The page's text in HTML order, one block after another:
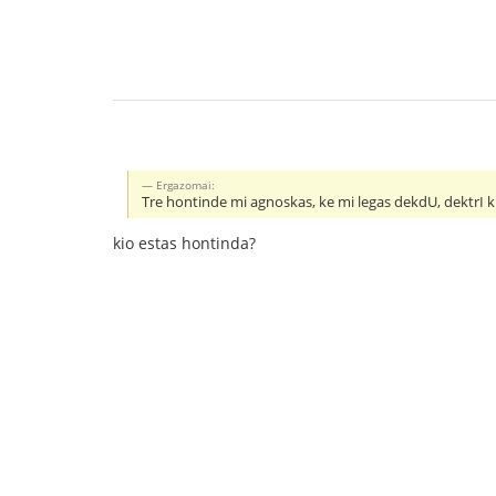
Ergazomai:
Tre hontinde mi agnoskas, ke mi legas dekdU, dektrI
kio estas hontinda?